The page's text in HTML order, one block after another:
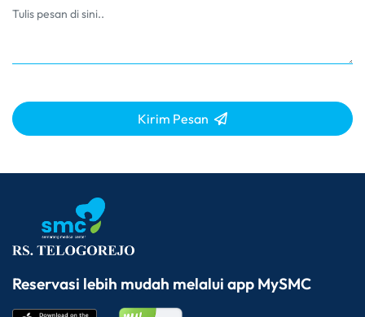
Kirim Pesan
Reservasi lebih mudah melalui app MySMC